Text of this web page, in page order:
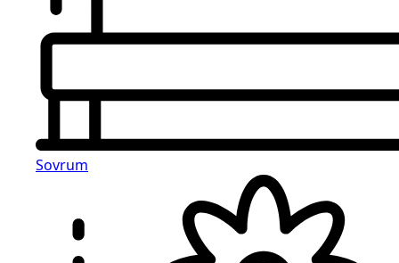
Sovrum